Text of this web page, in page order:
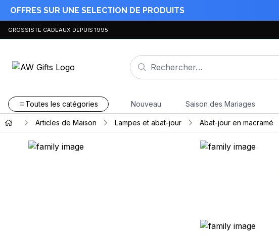
OFFRES SUR UNE SELECTION DE PRODUITS
GROSSISTE CADEAUX DEPUIS 1995
Toutes les catégories Nouveau Saison des Mariages
Articles de Maison Lampes et abat-jour Abat-jour en macramé